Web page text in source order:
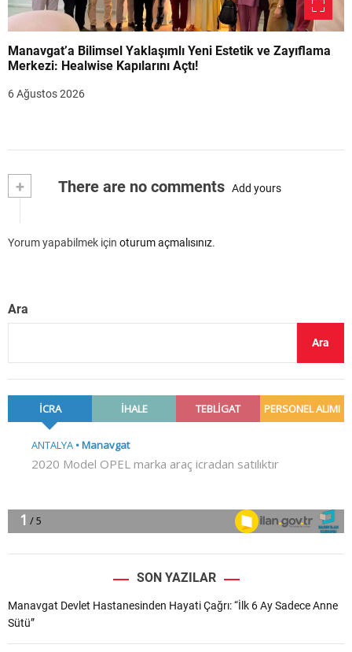
Manavgat’a Bilimsel Yaklaşımlı Yeni Estetik ve Zayıflama
Merkezi: Healwise Kapılarını Açtı!
6 Ağustos 2026
+ There are no comments Add yours
Yorum yapabilmek için oturum açmalısınız.
Ara
Ara
SON YAZILAR
Manavgat Devlet Hastanesinden Hayati Çağrı: “İlk 6 Ay Sadece Anne
Sütü”